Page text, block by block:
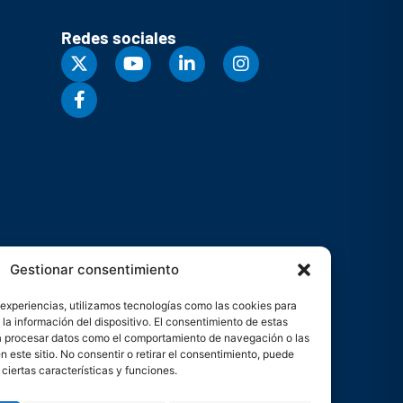
Gestionar consentimiento
utilizamos tecnologías como las cookies para
información del dispositivo. El consentimiento de estas
datos como el comportamiento de navegación o las
este sitio. No consentir o retirar el consentimiento, puede
características y funciones.
Redes sociales